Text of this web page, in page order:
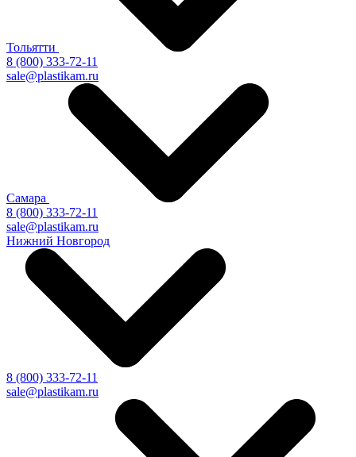
Тольятти
8 (800) 333-72-11
sale@plastikam.ru
Самара
8 (800) 333-72-11
sale@plastikam.ru
Нижний Новгород
8 (800) 333-72-11
sale@plastikam.ru